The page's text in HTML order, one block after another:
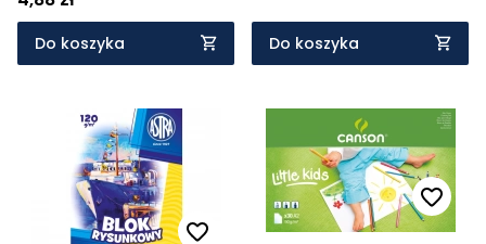
Do koszyka Do koszyka